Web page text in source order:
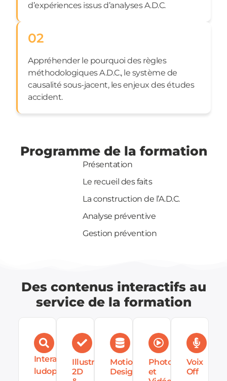
d’expériences issus d’analyses A.D.C.
02
Appréhender le pourquoi des règles
méthodologiques A.D.C., le système de
causalité sous-jacent, les enjeux des études
accident.
Programme de la formation
Présentation
Le recueil des faits
La construction de l’A.D.C.
Analyse préventive
Gestion prévention
Des contenus interactifs au
service de la formation
Interactions
ludopédagogiques
Illustrations
2D
Motion
Design
Photos
et
Voix
Off